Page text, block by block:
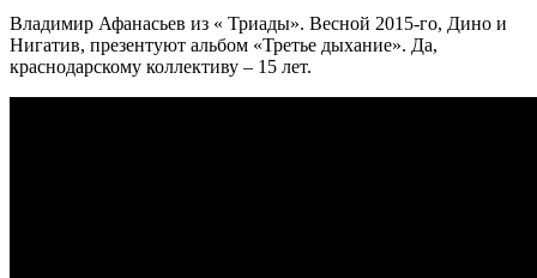
Владимир Афанасьев из « Триады». Весной 2015-го, Дино и
Нигатив, презентуют альбом «Третье дыхание». Да,
краснодарскому коллективу – 15 лет.